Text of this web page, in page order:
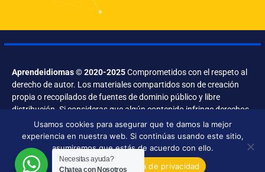
Aprendeidiomas © 2020-2025Comprometidos con el respeto al
derecho de autor. Los materiales compartidos son de creación
propia o recopilados de fuentes de dominio público y libre
distribución. Si consideras que algún contenido infringe derechos,
contáctanos.
Necesitas ayuda?
Chatea con Nosotros
Usamos cookies para asegurar que te damos la mejor
experiencia en nuestra web. Si continúas usando este sitio,
asumiremos que estás de acuerdo con ello.
Aceptar
Política de privacidad